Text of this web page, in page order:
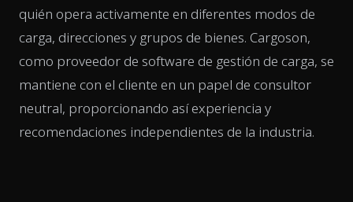
quién opera activamente en diferentes modos de
carga, direcciones y grupos de bienes. Cargoson,
como proveedor de software de gestión de carga, se
mantiene con el cliente en un papel de consultor
neutral, proporcionando así experiencia y
recomendaciones independientes de la industria.